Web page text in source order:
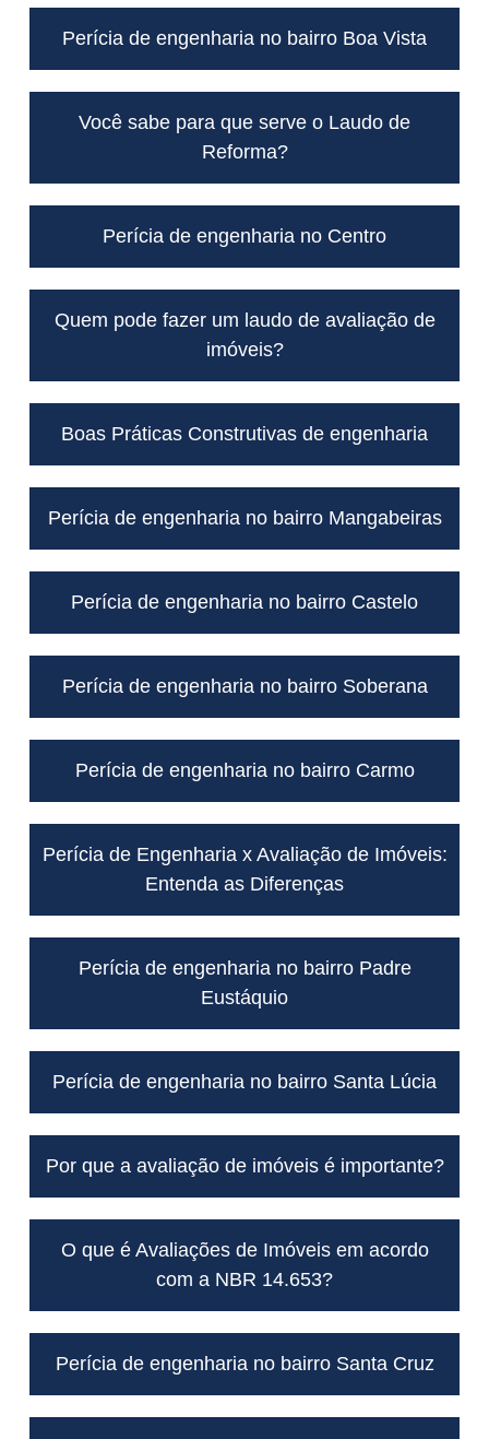
Perícia de engenharia no bairro Boa Vista
Você sabe para que serve o Laudo de
Reforma?
Perícia de engenharia no Centro
Quem pode fazer um laudo de avaliação de
imóveis?
Boas Práticas Construtivas de engenharia
Perícia de engenharia no bairro Mangabeiras
Perícia de engenharia no bairro Castelo
Perícia de engenharia no bairro Soberana
Perícia de engenharia no bairro Carmo
Perícia de Engenharia x Avaliação de Imóveis:
Entenda as Diferenças
Perícia de engenharia no bairro Padre
Eustáquio
Perícia de engenharia no bairro Santa Lúcia
Por que a avaliação de imóveis é importante?
O que é Avaliações de Imóveis em acordo
com a NBR 14.653?
Perícia de engenharia no bairro Santa Cruz